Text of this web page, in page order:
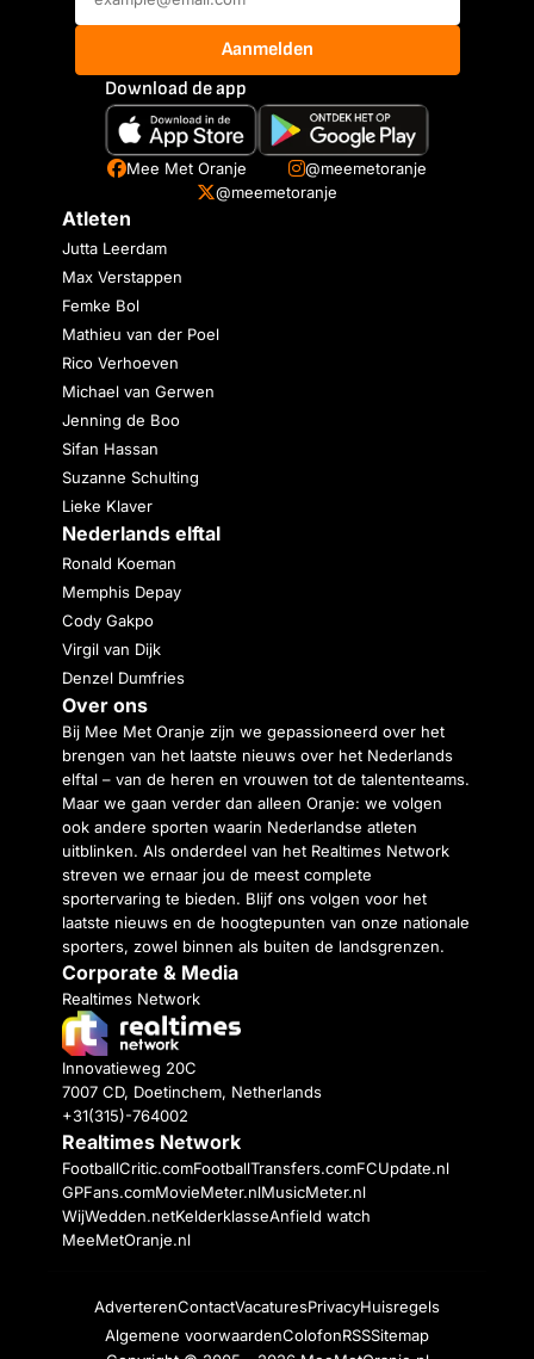
Aanmelden
Download de app
Mee Met Oranje
@meemetoranje
@meemetoranje
Atleten
Jutta Leerdam
Max Verstappen
Femke Bol
Mathieu van der Poel
Rico Verhoeven
Michael van Gerwen
Jenning de Boo
Sifan Hassan
Suzanne Schulting
Lieke Klaver
Nederlands elftal
Ronald Koeman
Memphis Depay
Cody Gakpo
Virgil van Dijk
Denzel Dumfries
Over ons
Bij Mee Met Oranje zijn we gepassioneerd over het
brengen van het laatste nieuws over het Nederlands
elftal – van de heren en vrouwen tot de talententeams.
Maar we gaan verder dan alleen Oranje: we volgen
ook andere sporten waarin Nederlandse atleten
uitblinken. Als onderdeel van het Realtimes Network
streven we ernaar jou de meest complete
sportervaring te bieden. Blijf ons volgen voor het
laatste nieuws en de hoogtepunten van onze nationale
sporters, zowel binnen als buiten de landsgrenzen.
Corporate & Media
Realtimes Network
Innovatieweg 20C
7007 CD, Doetinchem, Netherlands
+31(315)-764002
Realtimes Network
FootballCritic.comFootballTransfers.comFCUpdate.nl
GPFans.comMovieMeter.nlMusicMeter.nl
WijWedden.netKelderklasseAnfield watch
MeeMetOranje.nl
AdverterenContactVacaturesPrivacyHuisregels
Algemene voorwaardenColofonRSSSitemap